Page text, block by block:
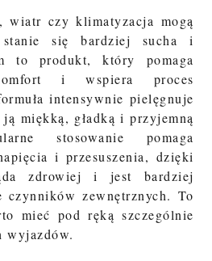
wiatr czy klimatyzacja mogą
się bardziej sucha i
to produkt, który pomaga
i wspiera proces
intensywnie pielęgnuje
miękką, gładką i przyjemną
stosowanie pomaga
i przesuszenia, dzięki
zdrowiej i jest bardziej
czynników zewnętrznych. To
mieć pod ręką szczególnie
wyjazdów.